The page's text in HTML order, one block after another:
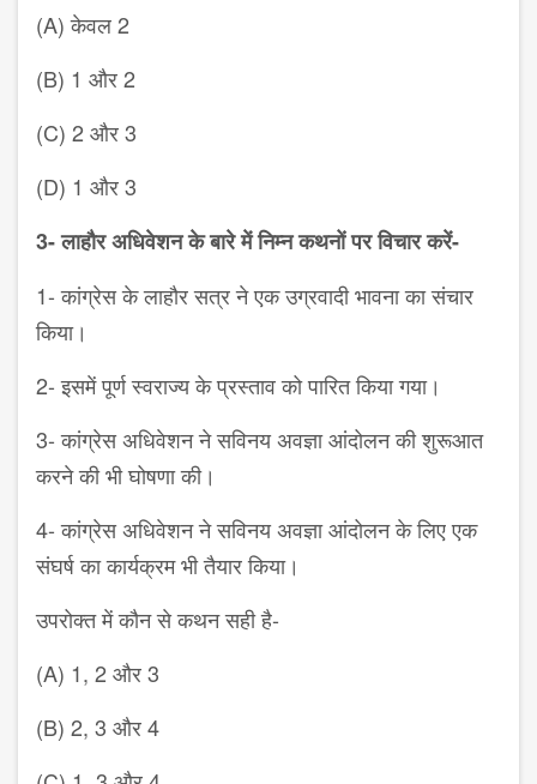
(A) केवल 2
(B) 1 और 2
(C) 2 और 3
(D) 1 और 3
3- लाहौर अधिवेशन के बारे में निम्न कथनों पर विचार करें-
1- कांग्रेस के लाहौर सत्र ने एक उग्रवादी भावना का संचार
किया।
2- इसमें पूर्ण स्वराज्य के प्रस्ताव को पारित किया गया।
3- कांग्रेस अधिवेशन ने सविनय अवज्ञा आंदोलन की शुरूआत
करने की भी घोषणा की।
4- कांग्रेस अधिवेशन ने सविनय अवज्ञा आंदोलन के लिए एक
संघर्ष का कार्यक्रम भी तैयार किया।
उपरोक्त में कौन से कथन सही है-
(A) 1, 2 और 3
(B) 2, 3 और 4